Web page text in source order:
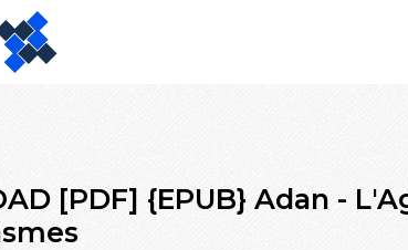
[PDF] {EPUB} Adan -